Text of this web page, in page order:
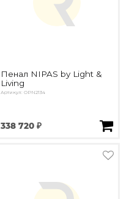
Пенал NIPAS by Light &
Living
Артикул: OPN2134
338 720 ₽